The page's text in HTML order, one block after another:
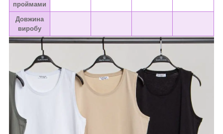
проймами
Довжина
виробу